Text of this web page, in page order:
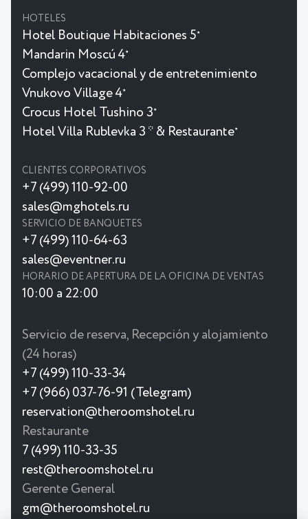
HOTELES
Hotel Boutique Habitaciones 5★
Mandarin Moscú 4★
Complejo vacacional y de entretenimiento
Vnukovo Village 4★
Crocus Hotel Tushino 3★
Hotel Villa Rublevka 3 * & Restaurante★
CLIENTES CORPORATIVOS
+7 (499) 110-92-00
sales@mghotels.ru
SERVICIO DE BANQUETES
+7 (499) 110-64-63
sales@eventner.ru
HORARIO DE APERTURA DE LA OFICINA DE VENTAS
10:00 a 22:00
Servicio de reserva, Recepción y alojamiento
(24 horas)
+7 (499) 110-33-34
+7 (966) 037-76-91 (Telegram)
reservation@theroomshotel.ru
Restaurante
7 (499) 110-33-35
rest@theroomshotel.ru
Gerente General
gm@theroomshotel.ru